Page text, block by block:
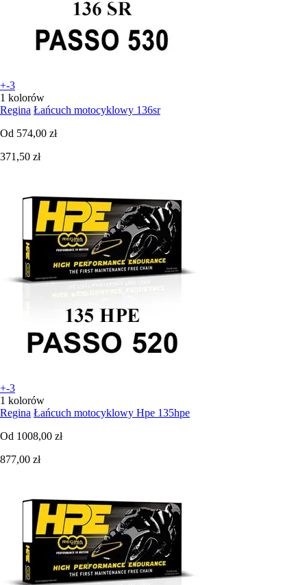
+-3
1 kolorów
Regina Łańcuch motocyklowy 136sr
Od 574,00 zł
371,50 zł
+-3
1 kolorów
Regina Łańcuch motocyklowy Hpe 135hpe
Od 1008,00 zł
877,00 zł